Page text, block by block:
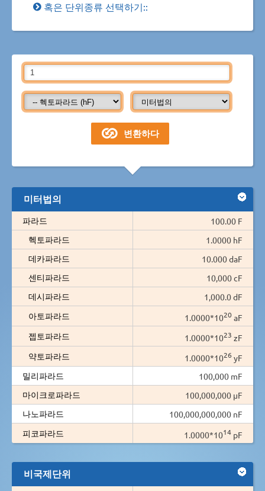
혹은 단위종류 선택하기::
미터법의
파라드
100.00 F
헥토파라드
1.0000 hF
데카파라드
10.000 daF
센티파라드
10,000 cF
데시파라드
1,000.0 dF
아토파라드
1.0000*1020 aF
젭토파라드
1.0000*1023 zF
약토파라드
1.0000*1026 yF
밀리파라드
100,000 mF
마이크로파라드
100,000,000 µF
나노파라드
100,000,000,000 nF
피코파라드
1.0000*1014 pF
비국제단위